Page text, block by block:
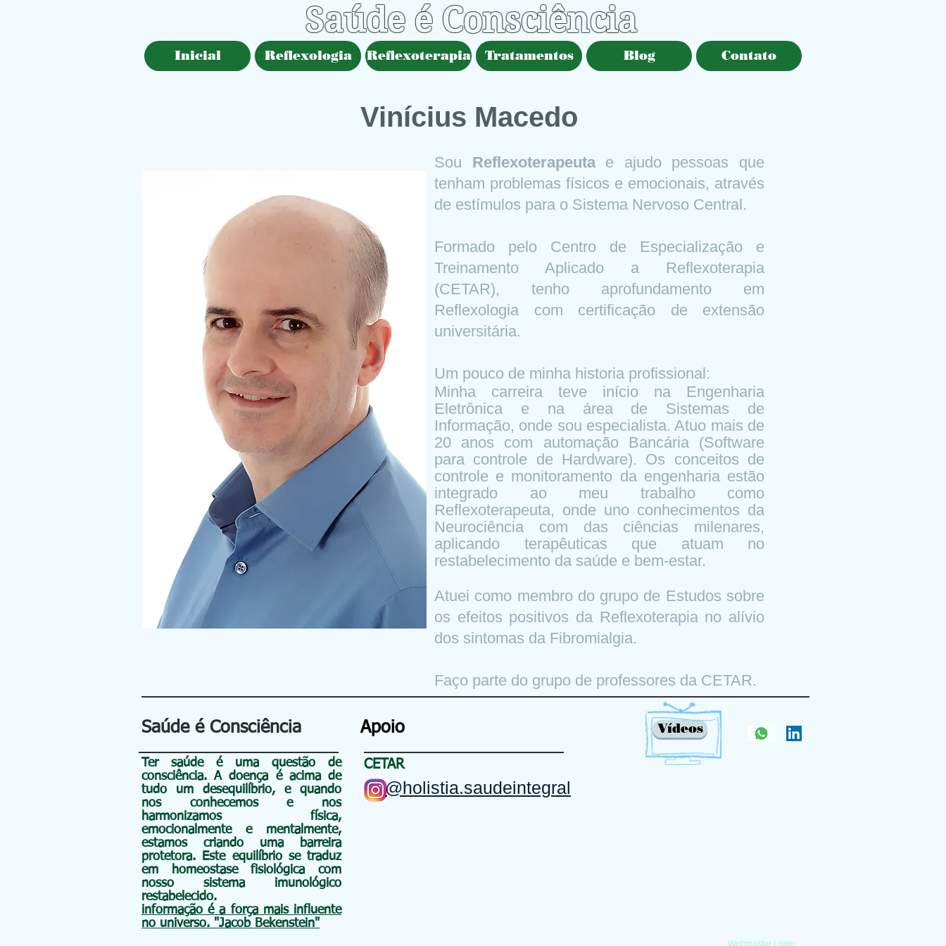
Saúde é Consciência
Inicial Reflexologia Reflexoterapia Tratamentos Blog Contato
Vinícius Macedo
Sou Reflexoterapeutae ajudo pessoas que
tenham problemas físicos e emocionais, através
de estímulos para o Sistema Nervoso Central.
Formado pelo Centro de Especialização e
Treinamento Aplicado a Reflexoterapia
(CETAR), tenho aprofundamento em
Reflexologia com certificação de extensão
universitária.
Um pouco de minha historia profissional:
Minha carreira teve início na Engenharia
Eletrônica e na área de Sistemas de
Informação, onde sou especialista. Atuo mais de
20 anos com automação Bancária (Software
para controle de Hardware). Os conceitos de
controle e monitoramento da engenharia estão
integrado ao meu trabalho como
Reflexoterapeuta, onde uno conhecimentos da
Neurociência com das ciências milenares,
aplicando terapêuticas que atuam no
restabelecimento da saúde e bem-estar.
Atuei como membro do grupo de Estudos sobre
os efeitos positivos da Reflexoterapia no alívio
dos sintomas da Fibromialgia.
Faço parte do grupo de professores da CETAR.
Saúde é Consciência Apoio
Ter saúde é uma questão de
consciência. A doença é acima de
tudo um desequilíbrio, e quando
nos conhecemos e nos
harmonizamos física,
emocionalmente e mentalmente,
estamos criando uma barreira
protetora. Este equilíbrio se traduz
em homeostase fisiológica com
nosso sistema imunológico
restabelecido.
informação é a força mais influente
no universo. "Jacob Bekenstein"
CETAR
@holistia.saudeintegral
Vídeos
Webmaster Login